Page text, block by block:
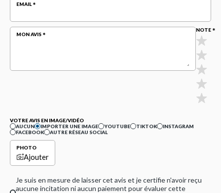
EMAIL
MON AVIS
NOTE
VOTRE AVIS EN IMAGE/VIDÉO
AUCUN
IMPORTER UNE IMAGE YOUTUBE TIKTOK
INSTAGRAM
FACEBOOK
AUTRE RÉSEAU SOCIAL
PHOTO
Ajouter
Je suis en mesure de laisser cet avis et je certifie n'avoir reçu
aucune incitation ni aucun paiement pour évaluer cette